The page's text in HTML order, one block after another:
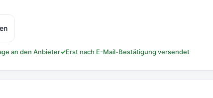
an den Anbieter✓Erst nach E-Mail-Bestätigung versendet